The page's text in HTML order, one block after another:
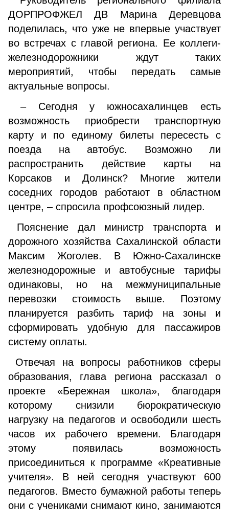
ДОРПРОФЖЕЛ ДВ Марина Деревцова
поделилась, что уже не впервые участвует
во встречах с главой региона. Ее коллеги-
железнодорожники ждут таких
мероприятий, чтобы передать самые
актуальные вопросы.
– Сегодня у южносахалинцев есть
возможность приобрести транспортную
карту и по единому билеты пересесть с
поезда на автобус. Возможно ли
распространить действие карты на
Корсаков и Долинск? Многие жители
соседних городов работают в областном
центре, – спросила профсоюзный лидер.
Пояснение дал министр транспорта и
дорожного хозяйства Сахалинской области
Максим Жоголев. В Южно-Сахалинске
железнодорожные и автобусные тарифы
одинаковы, но на межмуниципальные
перевозки стоимость выше. Поэтому
планируется разбить тариф на зоны и
сформировать удобную для пассажиров
систему оплаты.
Отвечая на вопросы работников сферы
образования, глава региона рассказал о
проекте «Бережная школа», благодаря
которому снизили бюрократическую
нагрузку на педагогов и освободили шесть
часов их рабочего времени. Благодаря
этому появилась возможность
присоединиться к программе «Креативные
учителя». В ней сегодня участвуют 600
педагогов. Вместо бумажной работы теперь
они с учениками снимают кино, занимаются